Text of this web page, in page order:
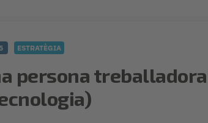
ESTRATÈGIA
persona